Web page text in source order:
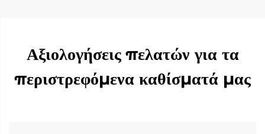
Αξιολογήσεις πελατών για τα
περιστρεφόμενα καθίσματά μας